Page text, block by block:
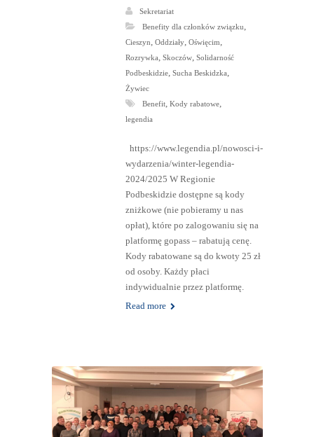
Sekretariat
Benefity dla członków związku
Cieszyn Oddziały, Oświęcim
Rozrywka Skoczów, Solidarność
Podbeskidzie, Sucha Beskidzka
Żywiec
Benefit, Kody rabatowe,
legendia
https://www.legendia.pl/nowosci-i-
wydarzenia/winter-legendia-
2024/2025 W Regionie
Podbeskidzie dostępne są kody
zniżkowe (nie pobieramy u nas
opłat), które po zalogowaniu się na
platformę gopass – rabatują cenę.
Kody rabatowane są do kwoty 25 zł
od osoby. Każdy płaci
indywidualnie przez platformę.
Read more